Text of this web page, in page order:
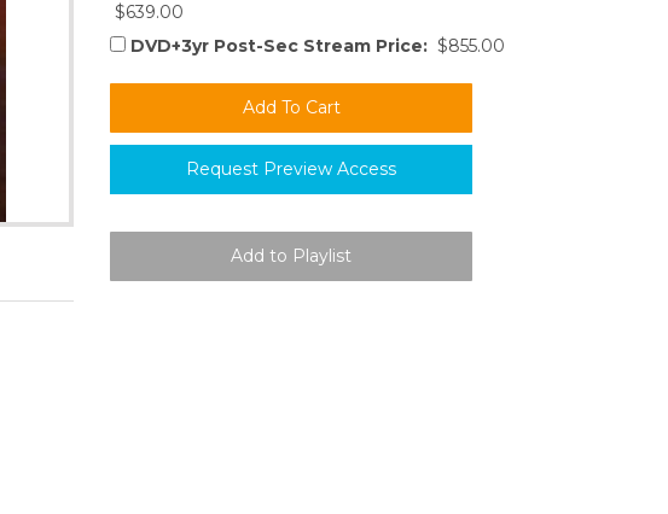
$639.00
DVD+3yr Post-Sec Stream Price: $855.00
Request Preview Access